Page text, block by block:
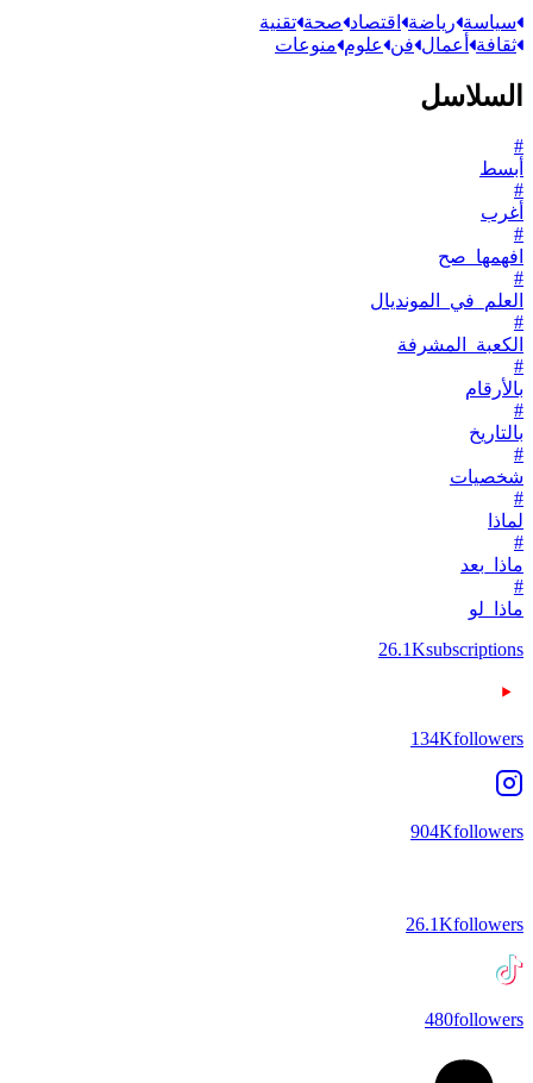
سياسة رياضة اقتصاد صحة تقنية
ثقافة أعمال فن علوم منوعات
السلاسل
#
أبسط
#
أغرب
#
افهمها_صح
#
العلم_في_المونديال
#
الكعبة_المشرفة
#
بالأرقام
#
بالتاريخ
#
شخصيات
#
لماذا
#
ماذا_بعد
#
ماذا_لو
26.1Ksubscriptions
134Kfollowers
904Kfollowers
26.1Kfollowers
480followers